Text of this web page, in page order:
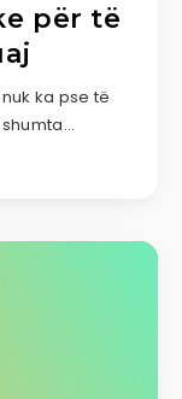
për të
ka pse të